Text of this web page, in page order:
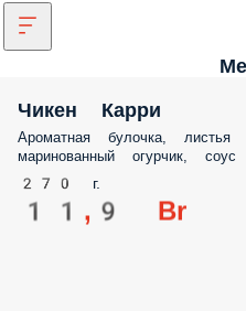
Чикен Карри
Ароматная булочка,
маринованный огурчик,
270 г.
11,9 Br